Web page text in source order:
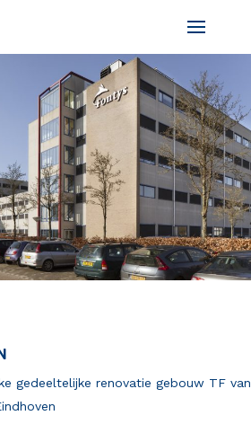
gedeeltelijke renovatie gebouw TF van